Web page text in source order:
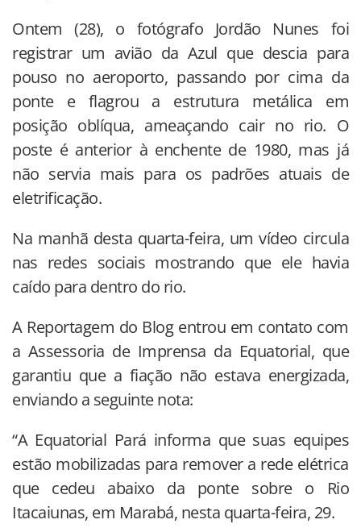
Ontem (28), o fotógrafo Jordão Nunes foi
registrar um avião da Azul que descia para
pouso no aeroporto, passando por cima da
ponte e flagrou a estrutura metálica em
posição oblíqua, ameaçando cair no rio. O
poste é anterior à enchente de 1980, mas já
não servia mais para os padrões atuais de
eletrificação.
Na manhã desta quarta-feira, um vídeo circula
nas redes sociais mostrando que ele havia
caído para dentro do rio.
A Reportagem do Blog entrou em contato com
a Assessoria de Imprensa da Equatorial, que
garantiu que a fiação não estava energizada,
enviando a seguinte nota:
“A Equatorial Pará informa que suas equipes
estão mobilizadas para remover a rede elétrica
que cedeu abaixo da ponte sobre o Rio
Itacaiunas, em Marabá, nesta quarta-feira, 29.